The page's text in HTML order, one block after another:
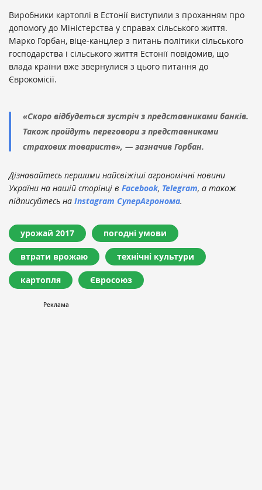
Виробники картоплі в Естонії виступили з проханням про
допомогу до Міністерства у справах сільського життя.
Марко Горбан, віце-канцлер з питань політики сільського
господарства і сільського життя Естонії повідомив, що
влада країни вже звернулися з цього питання до
Єврокомісії.
«Скоро відбудеться зустріч з представниками банків.
Також пройдуть переговори з представниками
страхових товариств», — зазначив Горбан.
Дізнавайтесь першими найсвіжіші агрономічні новини
України на нашій сторінці в Facebook, Telegram, а також
підписуйтесь на Instagram СуперАгронома.
урожай 2017 погодні умови
втрати врожаю технічні культури
картопля Євросоюз